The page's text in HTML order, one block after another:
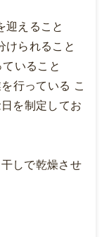
迎えること
けられること
いること
行っている こ
を制定してお
しで乾燥させ